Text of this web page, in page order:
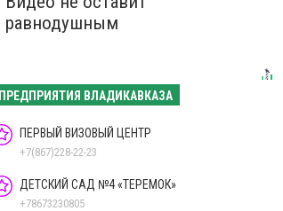
равнодушным
ПРЕДПРИЯТИЯ ВЛАДИКАВКАЗА
ПЕРВЫЙ ВИЗОВЫЙ ЦЕНТР
+7(867)228-22-23
ДЕТСКИЙ САД №4 «ТЕРЕМОК»
+78673230805